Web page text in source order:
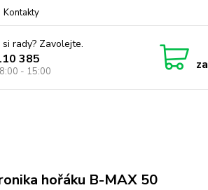
Kontakty
rady? Zavolejte.
385
- 15:00 za
hořáku B-MAX 50